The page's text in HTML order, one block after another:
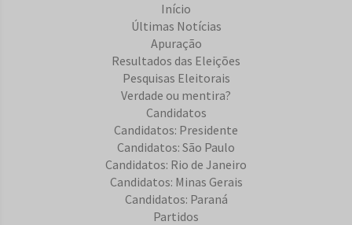
Início
Últimas Notícias
Apuração
Resultados das Eleições
Pesquisas Eleitorais
Verdade ou mentira?
Candidatos
Candidatos: Presidente
Candidatos: São Paulo
Candidatos: Rio de Janeiro
Candidatos: Minas Gerais
Candidatos: Paraná
Partidos